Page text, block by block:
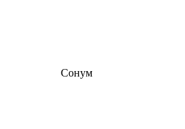
Сонум